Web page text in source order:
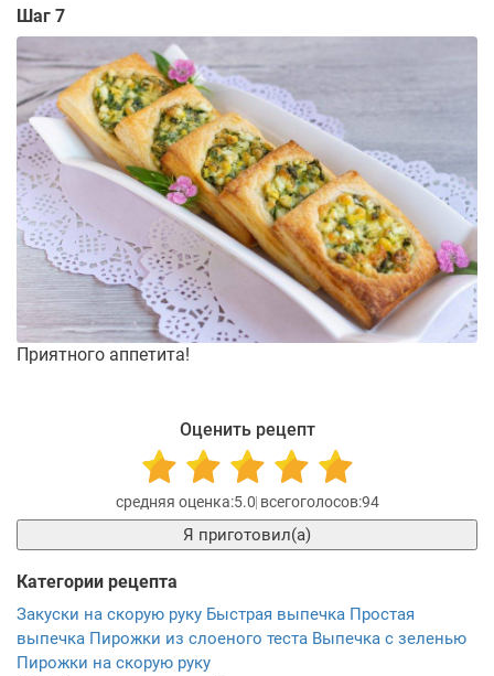
Шаг 7
Приятного аппетита!
Оценить рецепт
5.0 94
Я приготовил(а)
Категории рецепта
Закуски на скорую руку Быстрая выпечка Простая
выпечка Пирожки из слоеного теста Выпечка с зеленью
Пирожки на скорую руку